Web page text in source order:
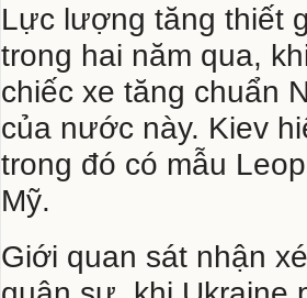
Lực lượng tăng thiết
trong hai năm qua,
chiếc xe tăng chuẩn
của nước này. Kiev
trong đó có mẫu
Mỹ.
Giới quan sát nhận